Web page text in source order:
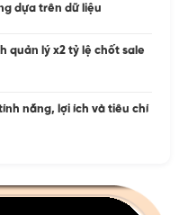
dựa trên dữ liệu
quản lý x2 tỷ lệ chốt sale
năng, lợi ích và tiêu chí